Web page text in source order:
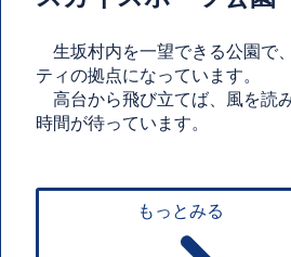
生坂村内を一望できる公園で
ティの拠点になっています。
高台から飛び立てば、風を読
時間が待っています。
もっとみる